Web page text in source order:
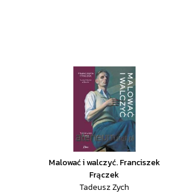
Malować i walczyć. Franciszek
Frączek
Tadeusz Zych